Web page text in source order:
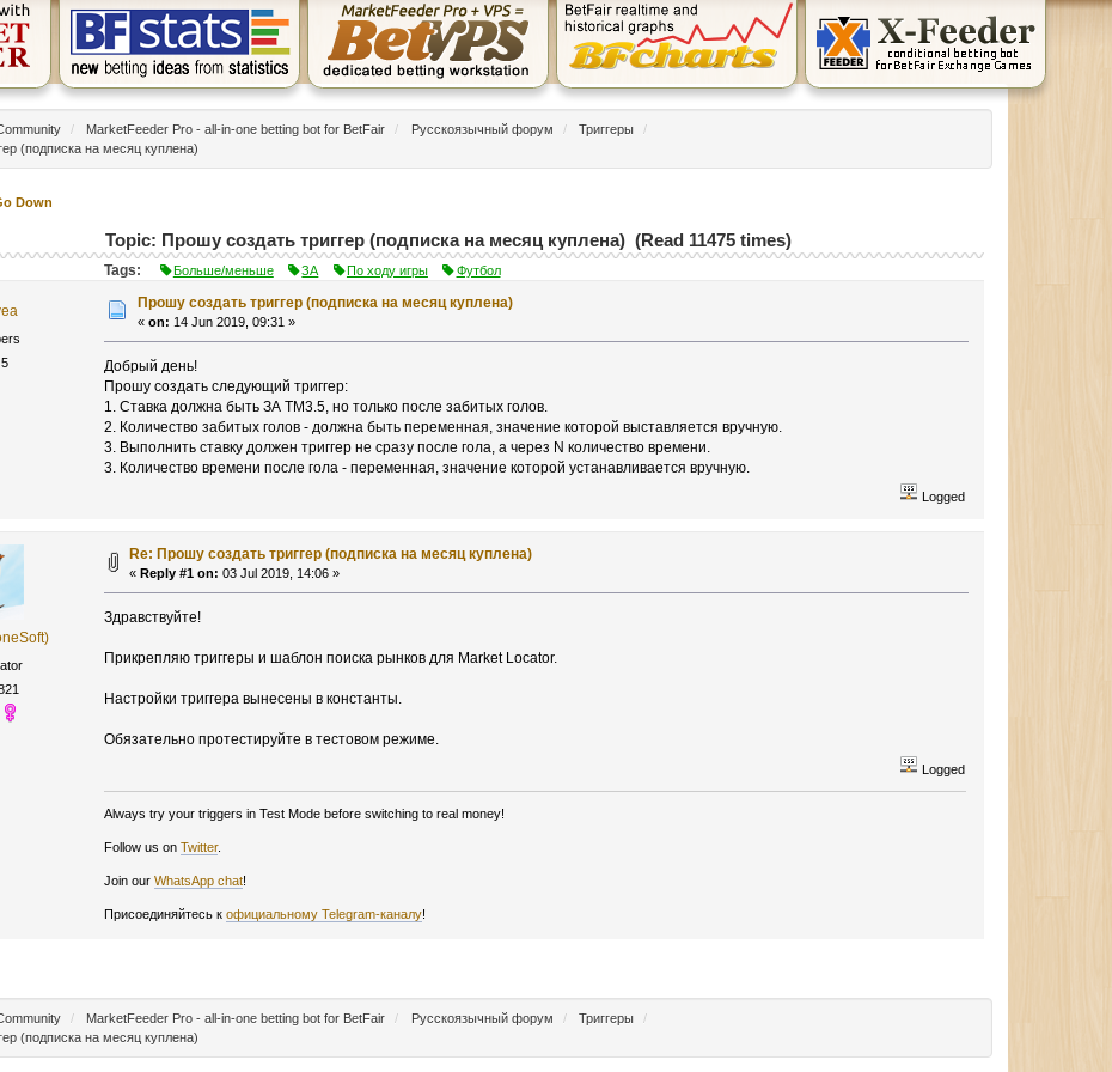
/ MarketFeeder Pro - all-in-one betting bot for BetFair / Русскоязычный форум / Триггеры
/
(подписка на месяц куплена)
Down
Topic: Прошу создать триггер (подписка на месяц куплена) (Read 11475 times)
Tags: Больше/меньше ЗА По ходу игры Футбол
Прошу создать триггер (подписка на месяц куплена)
«on: 14 Jun 2019, 09:31 »
Добрый день!
Прошу создать следующий триггер:
1. Ставка должна быть ЗА ТМ3.5, но только после забитых голов.
2. Количество забитых голов - должна быть переменная, значение которой выставляется вручную.
3. Выполнить ставку должен триггер не сразу после гола, а через N количество времени.
3. Количество времени после гола - переменная, значение которой устанавливается вручную.
Logged
Re: Прошу создать триггер (подписка на месяц куплена)
« Reply #1 on: 03 Jul 2019, 14:06 »
Здравствуйте!
Прикрепляю триггеры и шаблон поиска рынков для Market Locator.
Настройки триггера вынесены в константы.
Обязательно протестируйте в тестовом режиме.
Logged
Always try your triggers in Test Mode before switching to real money!
Follow us on Twitter.
Join our WhatsApp chat!
Присоединяйтесь к официальному Telegram-каналу!
/ MarketFeeder Pro - all-in-one betting bot for BetFair / Русскоязычный форум / Триггеры
/
(подписка на месяц куплена)